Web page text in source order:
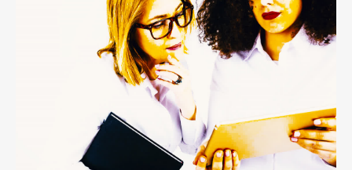
Рекомендации
финансам